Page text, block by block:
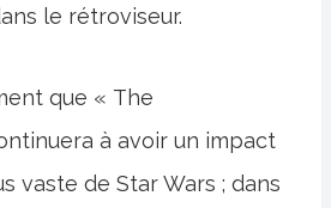
le rétroviseur.
que « The
à avoir un impact
vaste de Star Wars ; dans